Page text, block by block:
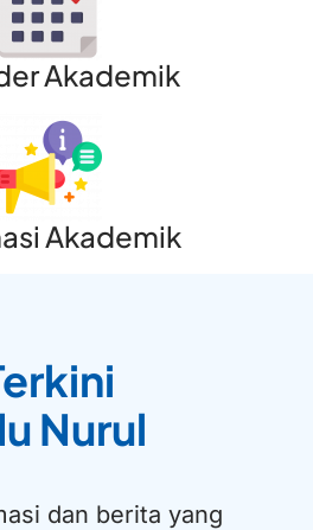
Akademik
Akademik
Nurul
dan berita yang